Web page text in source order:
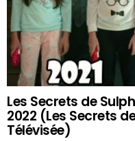
Les Secrets de
2022 (Les Secrets
Télévisée)